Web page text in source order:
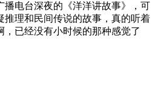
播电台深夜的《洋洋讲故事》，可
推理和民间传说的故事，真的听着
已经没有小时候的那种感觉了